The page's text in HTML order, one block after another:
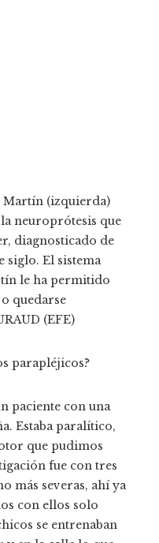
(izquierda)
neuroprótesis que
diagnosticado de
siglo. El sistema
le ha permitido
quedarse
(EFE)
parapléjicos?
paciente con una
Estaba paralítico,
que pudimos
fue con tres
más severas, ahí ya
con ellos solo
se entrenaban